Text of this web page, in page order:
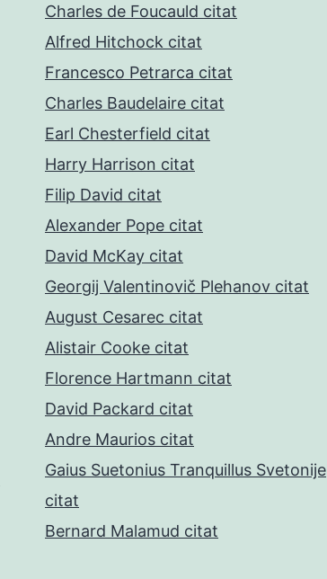
Charles de Foucauld citat
Alfred Hitchock citat
Francesco Petrarca citat
Charles Baudelaire citat
Earl Chesterfield citat
Harry Harrison citat
Filip David citat
Alexander Pope citat
David McKay citat
Georgij Valentinovič Plehanov citat
August Cesarec citat
Alistair Cooke citat
Florence Hartmann citat
David Packard citat
Andre Maurios citat
Gaius Suetonius Tranquillus Svetonije
citat
Bernard Malamud citat